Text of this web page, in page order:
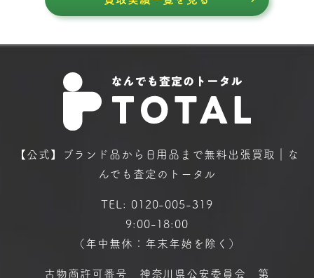
【公式】ブランド品から日用品まで無料出張買取｜な
んでも査定のトータル
TEL: 0120-005-319
9:00-18:00
（年中無休：年末年始を除く）
古物商許可番号 神奈川県公安委員会 第